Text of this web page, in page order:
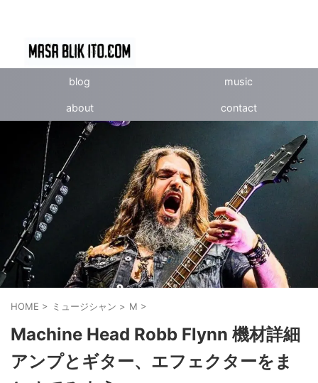
blog music
about contact
HOME > ミュージシャン > M >
Machine Head Robb Flynn 機材詳細
アンプとギター、エフェクターをま